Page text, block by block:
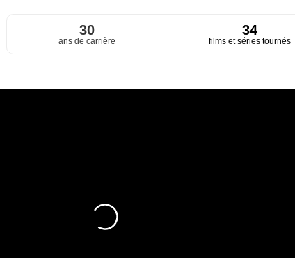
30
ans de carrière
34
films et séries tournés